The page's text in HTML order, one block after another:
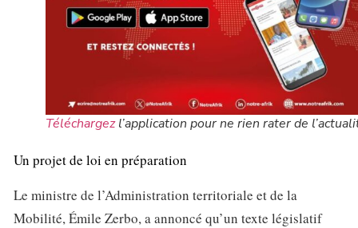
Téléchargezl’application pour ne rien rater de
Un projet de loi en préparation
Le ministre de l’Administration territoriale et de la
Mobilité, Émile Zerbo, a annoncé qu’un texte législatif